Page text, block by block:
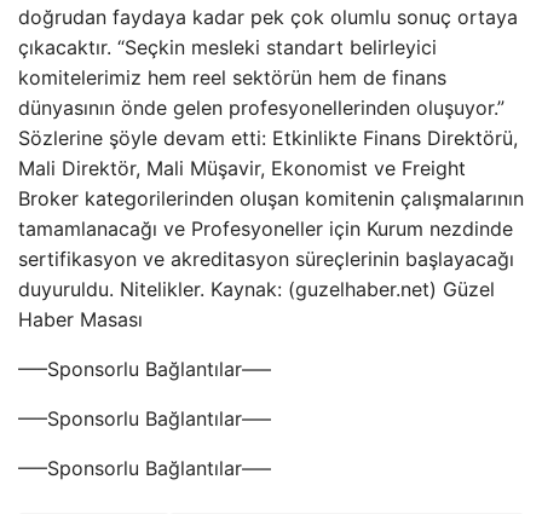
doğrudan faydaya kadar pek çok olumlu sonuç ortaya
çıkacaktır. “Seçkin mesleki standart belirleyici
komitelerimiz hem reel sektörün hem de finans
dünyasının önde gelen profesyonellerinden oluşuyor.”
Sözlerine şöyle devam etti: Etkinlikte Finans Direktörü,
Mali Direktör, Mali Müşavir, Ekonomist ve Freight
Broker kategorilerinden oluşan komitenin çalışmalarının
tamamlanacağı ve Profesyoneller için Kurum nezdinde
sertifikasyon ve akreditasyon süreçlerinin başlayacağı
duyuruldu. Nitelikler. Kaynak: (guzelhaber.net) Güzel
Haber Masası
—–Sponsorlu Bağlantılar—–
—–Sponsorlu Bağlantılar—–
—–Sponsorlu Bağlantılar—–